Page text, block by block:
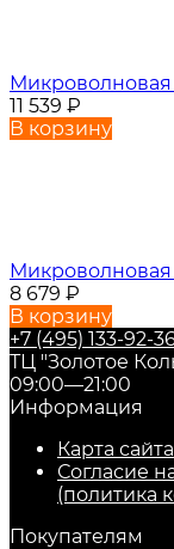
Микроволновая
11 539 ₽
В корзину
Микроволновая
8 679 ₽
В корзину
+7 (495) 133-92-
ТЦ "Золотое
09:00—21:00
Информация
Карта сайта
Согласие
(политика
Покупателям